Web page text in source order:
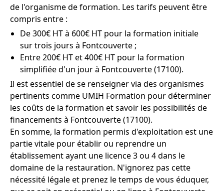
de l'organisme de formation. Les tarifs peuvent être
compris entre :
De 300€ HT à 600€ HT pour la formation initiale
sur trois jours à Fontcouverte ;
Entre 200€ HT et 400€ HT pour la formation
simplifiée d'un jour à Fontcouverte (17100).
Il est essentiel de se renseigner via des organismes
pertinents comme UMIH Formation pour déterminer
les coûts de la formation et savoir les possibilités de
financements à Fontcouverte (17100).
En somme, la formation permis d'exploitation est une
partie vitale pour établir ou reprendre un
établissement ayant une licence 3 ou 4 dans le
domaine de la restauration. N'ignorez pas cette
nécessité légale et prenez le temps de vous éduquer,